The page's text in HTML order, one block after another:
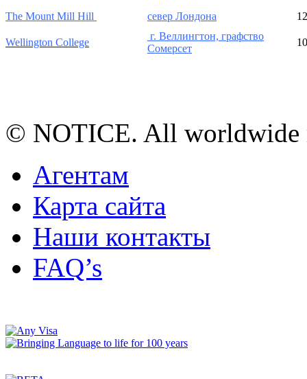
The Mount Mill Hill север Лондона
Wellington College
г. Веллингтон, графство
Сомерсет
© NOTICE. All worldwide
Агентам
Карта сайта
Наши контакты
FAQ’s